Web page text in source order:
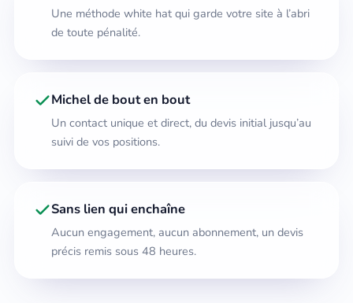
Une méthode white hat qui garde votre site à l’abri
de toute pénalité.
Michel de bout en bout
Un contact unique et direct, du devis initial jusqu’au
suivi de vos positions.
Sans lien qui enchaîne
Aucun engagement, aucun abonnement, un devis
précis remis sous 48 heures.